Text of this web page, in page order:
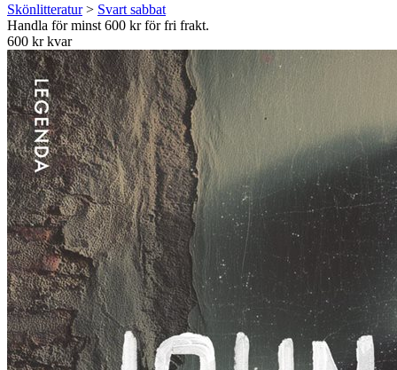
Skönlitteratur> Svart sabbat
Handla för minst 600 kr för fri frakt.
600 kr kvar